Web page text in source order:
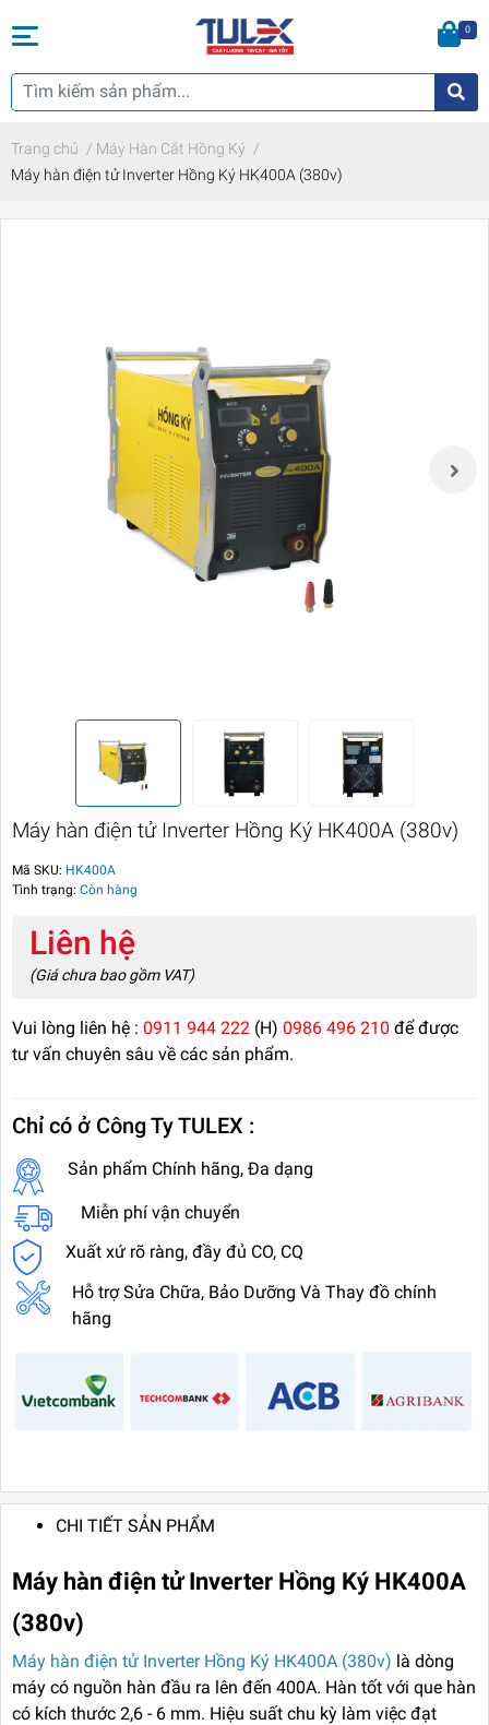
0
Trang chủ / Máy Hàn Cắt Hồng Ký /
Máy hàn điện tử Inverter Hồng Ký HK400A (380v)
Máy hàn điện tử Inverter Hồng Ký HK400A (380v)
Mã SKU: HK400A
Tình trạng: Còn hàng
Liên hệ
(Giá chưa bao gồm VAT)
Vui lòng liên hệ : 0911 944 222 (H) 0986 496 210 để được
tư vấn chuyên sâu về các sản phẩm.
Chỉ có ở Công Ty TULEX :
Sản phẩm Chính hãng, Đa dạng
Miễn phí vận chuyển
Xuất xứ rõ ràng, đầy đủ CO, CQ
Hỗ trợ Sửa Chữa, Bảo Dưỡng Và Thay đồ chính
hãng
CHI TIẾT SẢN PHẨM
Máy hàn điện tử Inverter Hồng Ký HK400A
(380v)
Máy hàn điện tử Inverter Hồng Ký HK400A (380v) là dòng
máy có nguồn hàn đầu ra lên đến 400A. Hàn tốt với que hàn
có kích thước 2,6 - 6 mm. Hiệu suất chu kỳ làm việc đạt